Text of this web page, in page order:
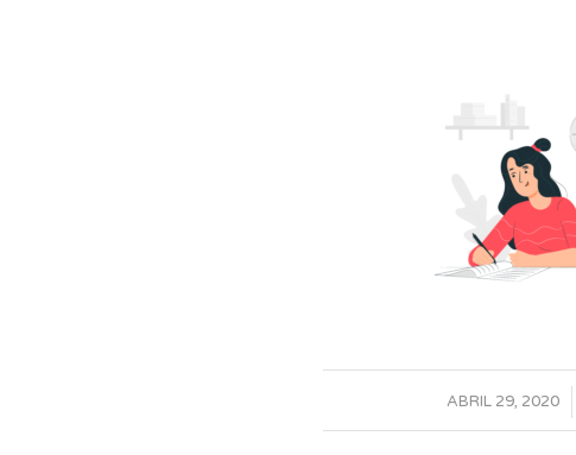
ABRIL 29, 2020
/